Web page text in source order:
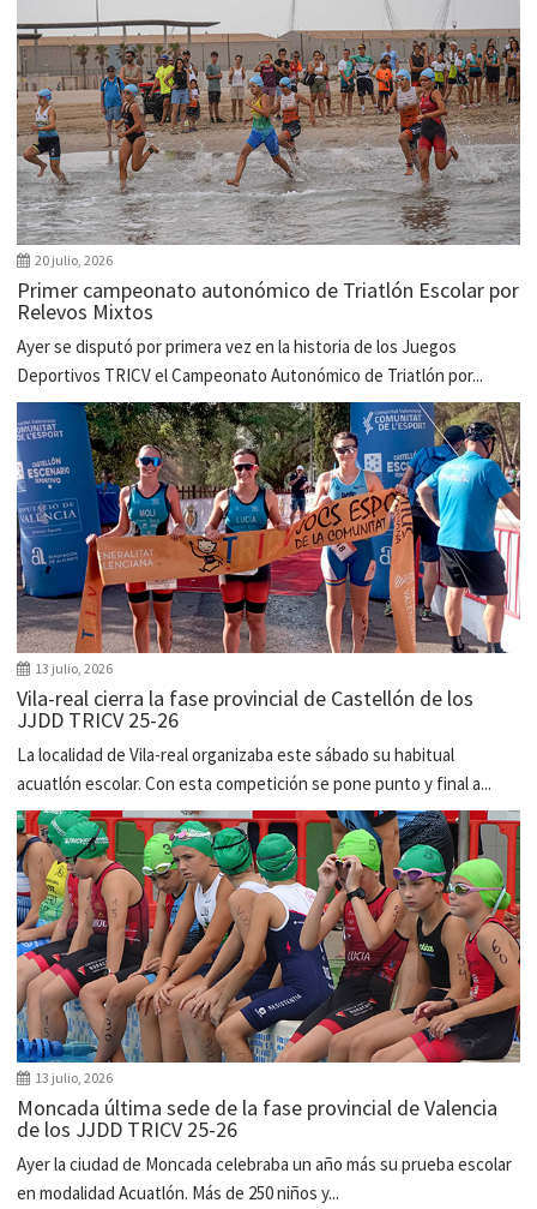
20 julio, 2026
Primer campeonato autonómico de Triatlón Escolar por
Relevos Mixtos
Ayer se disputó por primera vez en la historia de los Juegos
Deportivos TRICV el Campeonato Autonómico de Triatlón por...
13 julio, 2026
Vila-real cierra la fase provincial de Castellón de los
JJDD TRICV 25-26
La localidad de Vila-real organizaba este sábado su habitual
acuatlón escolar. Con esta competición se pone punto y final a...
13 julio, 2026
Moncada última sede de la fase provincial de Valencia
de los JJDD TRICV 25-26
Ayer la ciudad de Moncada celebraba un año más su prueba escolar
en modalidad Acuatlón. Más de 250 niños y...